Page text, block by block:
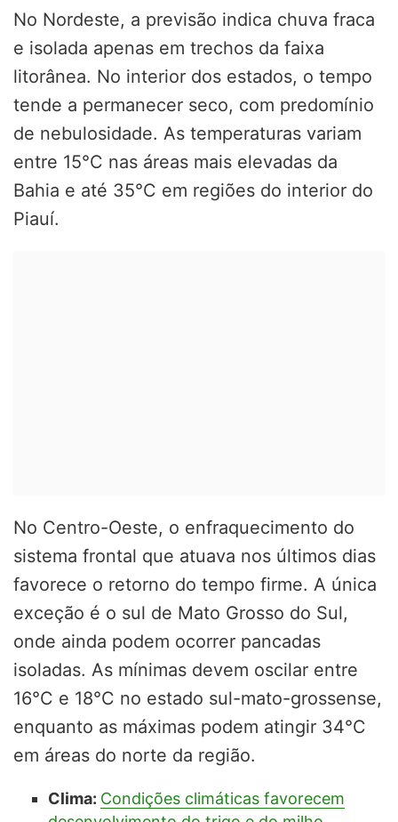
No Nordeste, a previsão indica chuva fraca
e isolada apenas em trechos da faixa
litorânea. No interior dos estados, o tempo
tende a permanecer seco, com predomínio
de nebulosidade. As temperaturas variam
entre 15°C nas áreas mais elevadas da
Bahia e até 35°C em regiões do interior do
Piauí.
No Centro-Oeste, o enfraquecimento do
sistema frontal que atuava nos últimos dias
favorece o retorno do tempo firme. A única
exceção é o sul de Mato Grosso do Sul,
onde ainda podem ocorrer pancadas
isoladas. As mínimas devem oscilar entre
16°C e 18°C no estado sul-mato-grossense,
enquanto as máximas podem atingir 34°C
em áreas do norte da região.
Clima: Condições climáticas favorecem